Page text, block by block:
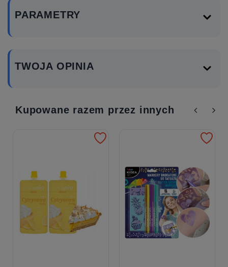
PARAMETRY
TWOJA OPINIA
Kupowane razem przez innych